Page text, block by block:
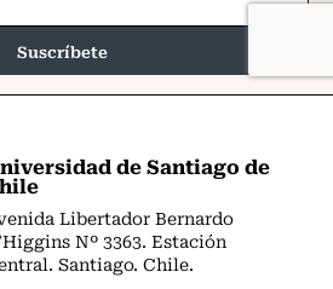
de Santiago de
Libertador Bernardo
Nº 3363. Estación
Santiago. Chile.